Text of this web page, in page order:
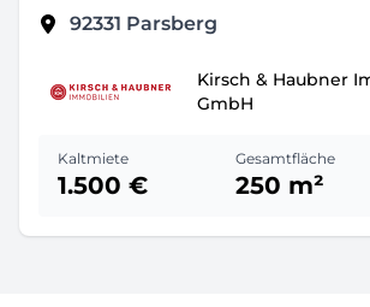
92331 Parsberg
Kirsch & Haubner
GmbH
Kaltmiete
1.500 €
Gesamtfläche
250 m²